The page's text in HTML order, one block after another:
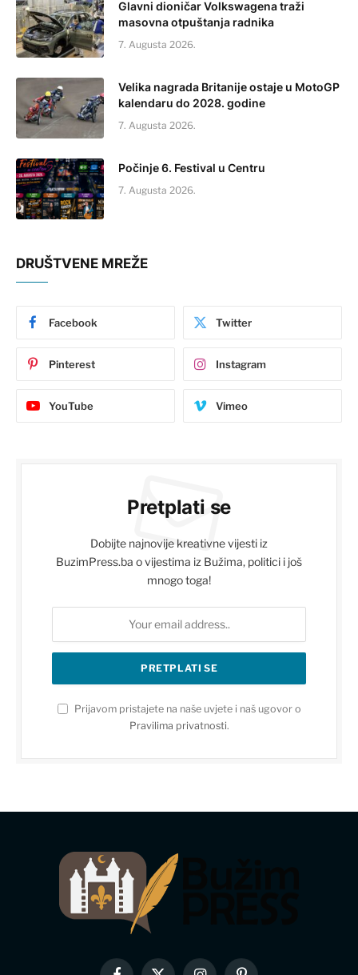
Glavni dioničar Volkswagena traži
masovna otpuštanja radnika
7. Augusta 2026.
Velika nagrada Britanije ostaje u MotoGP
kalendaru do 2028. godine
7. Augusta 2026.
Počinje 6. Festival u Centru
7. Augusta 2026.
DRUŠTVENE MREŽE
Facebook Twitter
Pinterest Instagram
YouTube Vimeo
Pretplati se
Dobijte najnovije kreativne vijesti iz
BuzimPress.ba o vijestima iz Bužima, politici i još
mnogo toga!
Prijavom pristajete na naše uvjete i naš ugovor o
Pravilima privatnosti.